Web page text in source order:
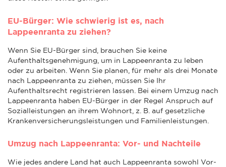
EU-Bürger: Wie schwierig ist es, nach
Lappeenranta zu ziehen?
Wenn Sie EU-Bürger sind, brauchen Sie keine
Aufenthaltsgenehmigung, um in Lappeenranta zu leben
oder zu arbeiten. Wenn Sie planen, für mehr als drei Monate
nach Lappeenranta zu ziehen, müssen Sie Ihr
Aufenthaltsrecht registrieren lassen. Bei einem Umzug nach
Lappeenranta haben EU-Bürger in der Regel Anspruch auf
Sozialleistungen an ihrem Wohnort, z. B. auf gesetzliche
Krankenversicherungsleistungen und Familienleistungen.
Umzug nach Lappeenranta: Vor- und Nachteile
Wie jedes andere Land hat auch Lappeenranta sowohl Vor-